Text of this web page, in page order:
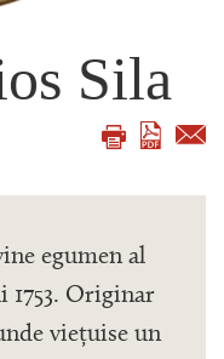
Sila
egumen al
1753. Originar
viețuise un